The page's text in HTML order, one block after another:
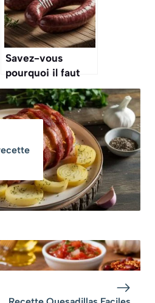
Savez-vous
pourquoi il faut
toujours piquer les
saucisses avant de
les cuire ? La
raison est simple
et logique